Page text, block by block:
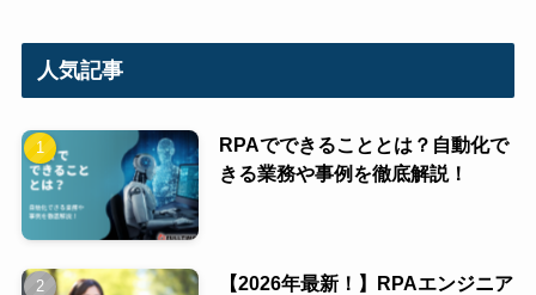
人気記事
RPAでできることとは？自動化で
きる業務や事例を徹底解説！
【2026年最新！】RPAエンジニア